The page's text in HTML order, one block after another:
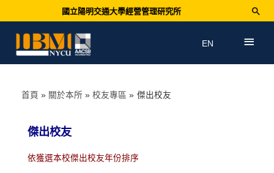
國立陽明交通大學經營管理研究所
EN
首頁 關於本所 校友專區 傑出校友
傑出校友
依獲選本校傑出校友年份排序